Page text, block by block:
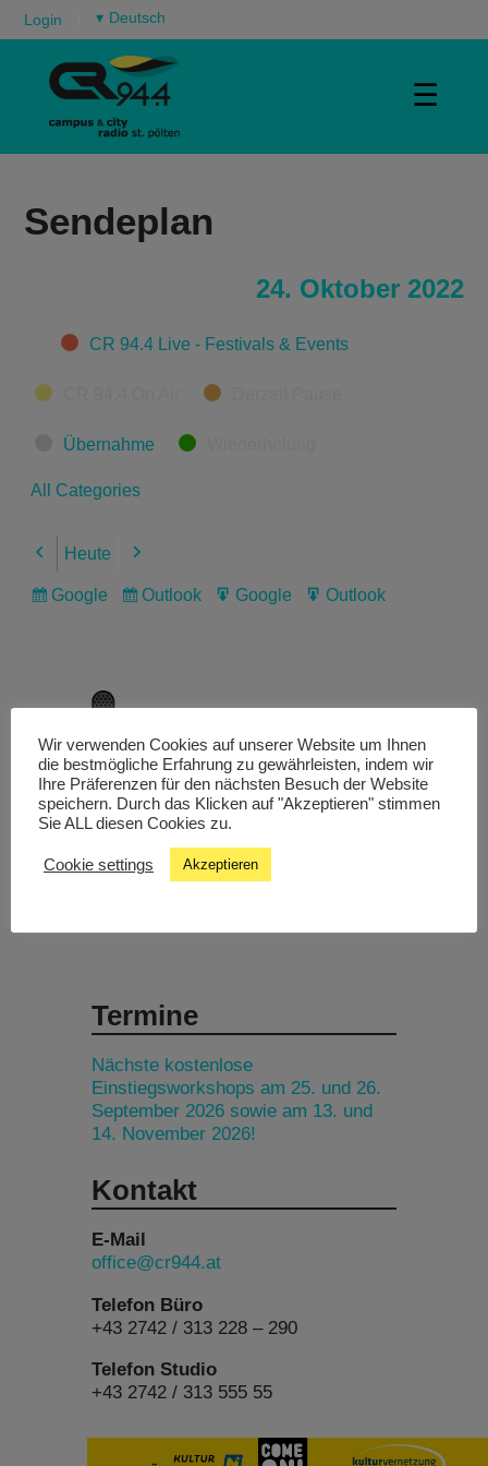
Login ▾
☰
Sendeplan
24. Oktober 2022
CategoriesCR 94.4 Live - Festivals & Events
Übernahme
All Categories
Previous
Heute Next
Subscribe
Google
Subscribe
Outlook
Export
Google
Export
Outlook
Livestream
Studiochat
Termine
Nächste kostenlose
Einstiegsworkshops am 25. und 26.
September 2026 sowie am 13. und
14. November 2026!
Kontakt
E-Mail
office@cr944.at
Telefon Büro
+43 2742 / 313 228 – 290
Telefon Studio
+43 2742 / 313 555 55
Wir verwenden Cookies auf unserer Website um Ihnen
die bestmögliche Erfahrung zu gewährleisten, indem wir
Ihre Präferenzen für den nächsten Besuch der Website
speichern. Durch das Klicken auf "Akzeptieren" stimmen
Sie ALL diesen Cookies zu.
Cookie settings Akzeptieren